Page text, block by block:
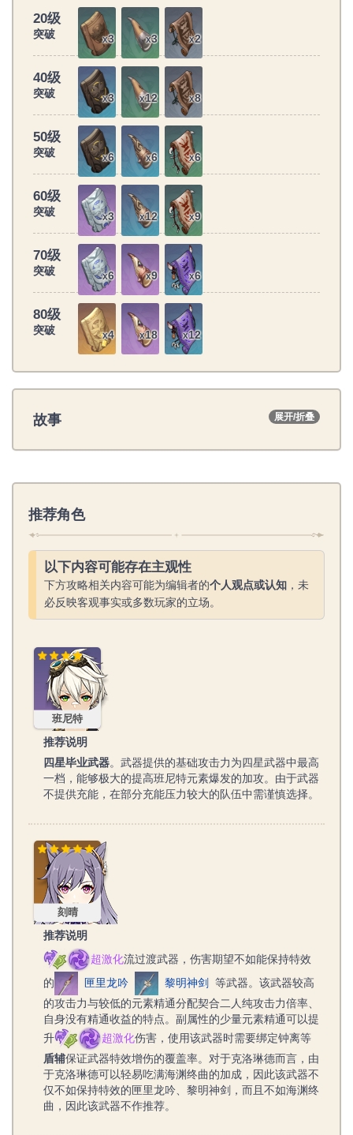
20级
突破 x3 x3 x2
40级
突破 x3 x12 x8
50级
突破 x6 x6 x6
60级
突破 x3 x12 x9
70级
突破 x6 x9 x6
80级
突破 x4 x18 x12
故事 展开/折叠
推荐角色
以下内容可能存在主观性
下方攻略相关内容可能为编辑者的个人观点或认知 ，未
必反映客观事实或多数玩家的立场。
班尼特
班尼特
推荐说明
四星毕业武器。武器提供的基础攻击力为四星武器中最高
一档，能够极大的提高班尼特元素爆发的加攻。由于武器
不提供充能，在部分充能压力较大的队伍中需谨慎选择。
刻晴
刻晴
推荐说明
超激化流过渡武器，伤害期望不如能保持特效
的
匣里龙吟 黎明神剑
等武器。该武器较高
的攻击力与较低的元素精通分配契合二人纯攻击力倍率、
自身没有精通收益的特点。副属性的少量元素精通可以提
升
超激化伤害，使用该武器时需要绑定钟离等
盾辅保证武器特效增伤的覆盖率。对于克洛琳德而言，由
于克洛琳德可以轻易吃满海渊终曲的加成，因此该武器不
仅不如保持特效的匣里龙吟、黎明神剑，而且不如海渊终
曲，因此该武器不作推荐。